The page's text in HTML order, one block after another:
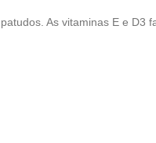
As vitaminas E e D3